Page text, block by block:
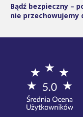
Bądź bezpieczny –
nie przechowujemy